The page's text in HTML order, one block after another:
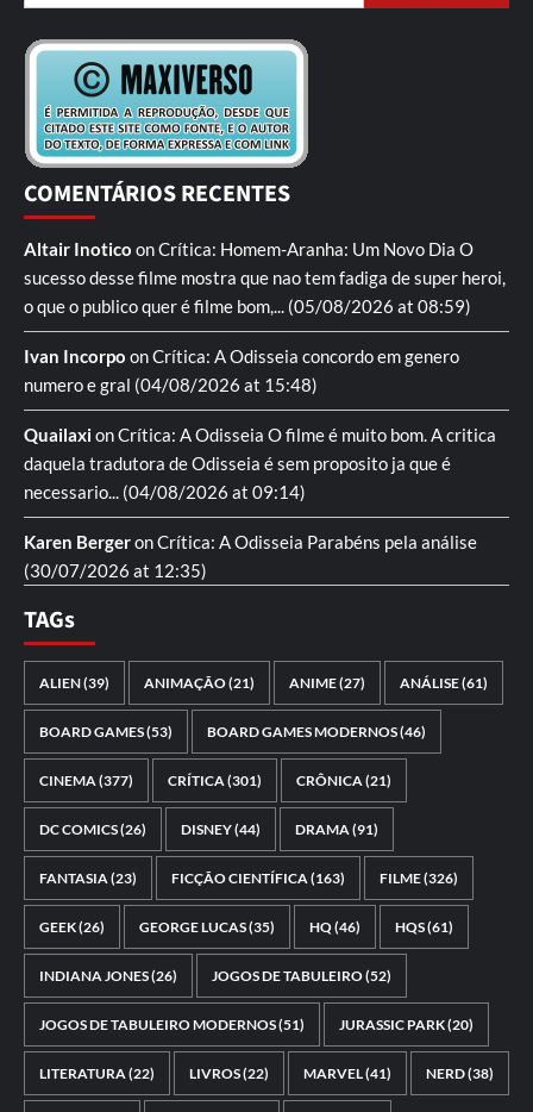
COMENTÁRIOS RECENTES
Altair Inotico onCrítica: Homem-Aranha: Um Novo Dia O
sucesso desse filme mostra que nao tem fadiga de super heroi,
o que o publico quer é filme bom,... (05/08/2026 at 08:59)
Ivan Incorpo onCrítica: A Odisseia concordo em genero
numero e gral (04/08/2026 at 15:48)
QuailaxionCrítica: A Odisseia O filme é muito bom. A critica
daquela tradutora de Odisseia é sem proposito ja que é
necessario... (04/08/2026 at 09:14)
Karen BergeronCrítica: A Odisseia Parabéns pela análise
(30/07/2026 at 12:35)
TAGs
ALIEN(39) ANIMAÇÃO(21) ANIME(27) ANÁLISE(61)
BOARD GAMES(53) BOARD GAMES MODERNOS(46)
CINEMA(377) CRÍTICA(301) CRÔNICA(21)
DC COMICS(26) DISNEY(44) DRAMA(91)
FANTASIA(23) FICÇÃO CIENTÍFICA(163) FILME(326)
GEEK(26) GEORGE LUCAS(35) HQ(46) HQS(61)
INDIANA JONES(26) JOGOS DE TABULEIRO(52)
JOGOS DE TABULEIRO MODERNOS(51) JURASSIC PARK(20)
LITERATURA(22) LIVROS(22) MARVEL(41) NERD(38)